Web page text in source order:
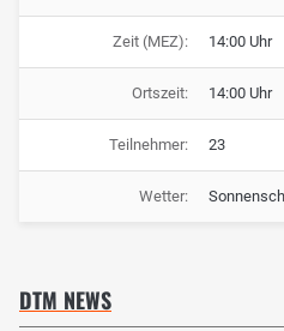
Zeit (MEZ): 14:00 Uhr
Ortszeit: 14:00 Uhr
Teilnehmer: 23
Wetter:
DTM NEWS